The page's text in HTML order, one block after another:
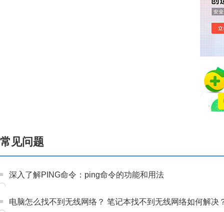
常见问题
深入了解PING命令：ping命令的功能和用法
电脑怎么找不到无线网络？ 笔记本找不到无线网络如何解决